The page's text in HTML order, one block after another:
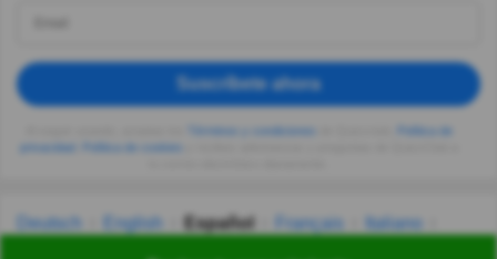
Suscríbete ahora
privacidad
Deutsch English Español Français
Italiano